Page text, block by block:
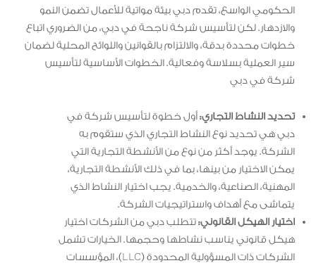
الحكومي الواسع، تقدم دبي بيئة مواتية للأعمال تضمن النمو
والازدهار. لكن لتأسيس شركة ناجحة في دبي، من الضروري اتباع
خطوات محددة بدقة، والالتزام بالقوانين واللوائح المحلية لضمان
سير العملية بسلاسة وفعالية. الخطوات الأساسية لتأسيس
شركة في دبي
تحديد النشاط التجاري:أول خطوة لتأسيس شركة في
دبي هي تحديد نوع النشاط التجاري الذي ستقوم به
الشركة. يوجد أكثر من نوع من الأنشطة التجارية التي
يمكن الاختيار من بينها، بما في ذلك الأنشطة التجارية،
المهنية، الصناعية، والخدمية. يجب اختيار النشاط الذي
يتماشى مع أهداف واستراتيجيات الشركة.
اختيار الهيكل القانوني:تتطلب دبي من الشركات اختيار
هيكل قانوني يناسب نشاطها وحجمها. الخيارات تشمل
الشركات ذات المسؤولية المحدودة (LLC)، المؤسسات